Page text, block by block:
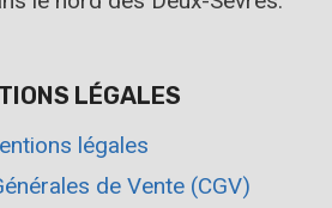
LÉGALES
légales
de Vente (CGV)